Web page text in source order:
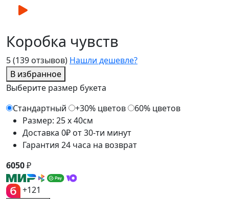
5(139 отзывов) Нашли дешевле?
В избранное
Коробка чувств
Выберите размер букета
Стандартный
+30% цветов
60% цветов
Размер: 25 x 40см
Доставка 0₽ от 30-ти минут
Гарантия 24 часа на возврат
6050₽
+121